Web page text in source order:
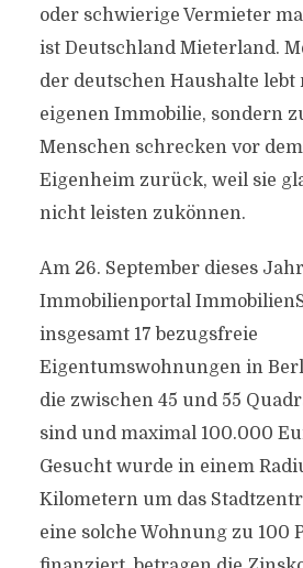
oder schwierige Vermieter
ist Deutschland Mieterland.
der deutschen Haushalte
eigenen Immobilie, sondern
Menschen schrecken vor
Eigenheim zurück, weil sie
nicht leisten zukönnen.
Am 26. September dieses
Immobilienportal
insgesamt 17 bezugsfreie
Eigentumswohnungen in
die zwischen 45 und 55
sind und maximal 100.000
Gesucht wurde in einem
Kilometern um das
eine solche Wohnung zu 100